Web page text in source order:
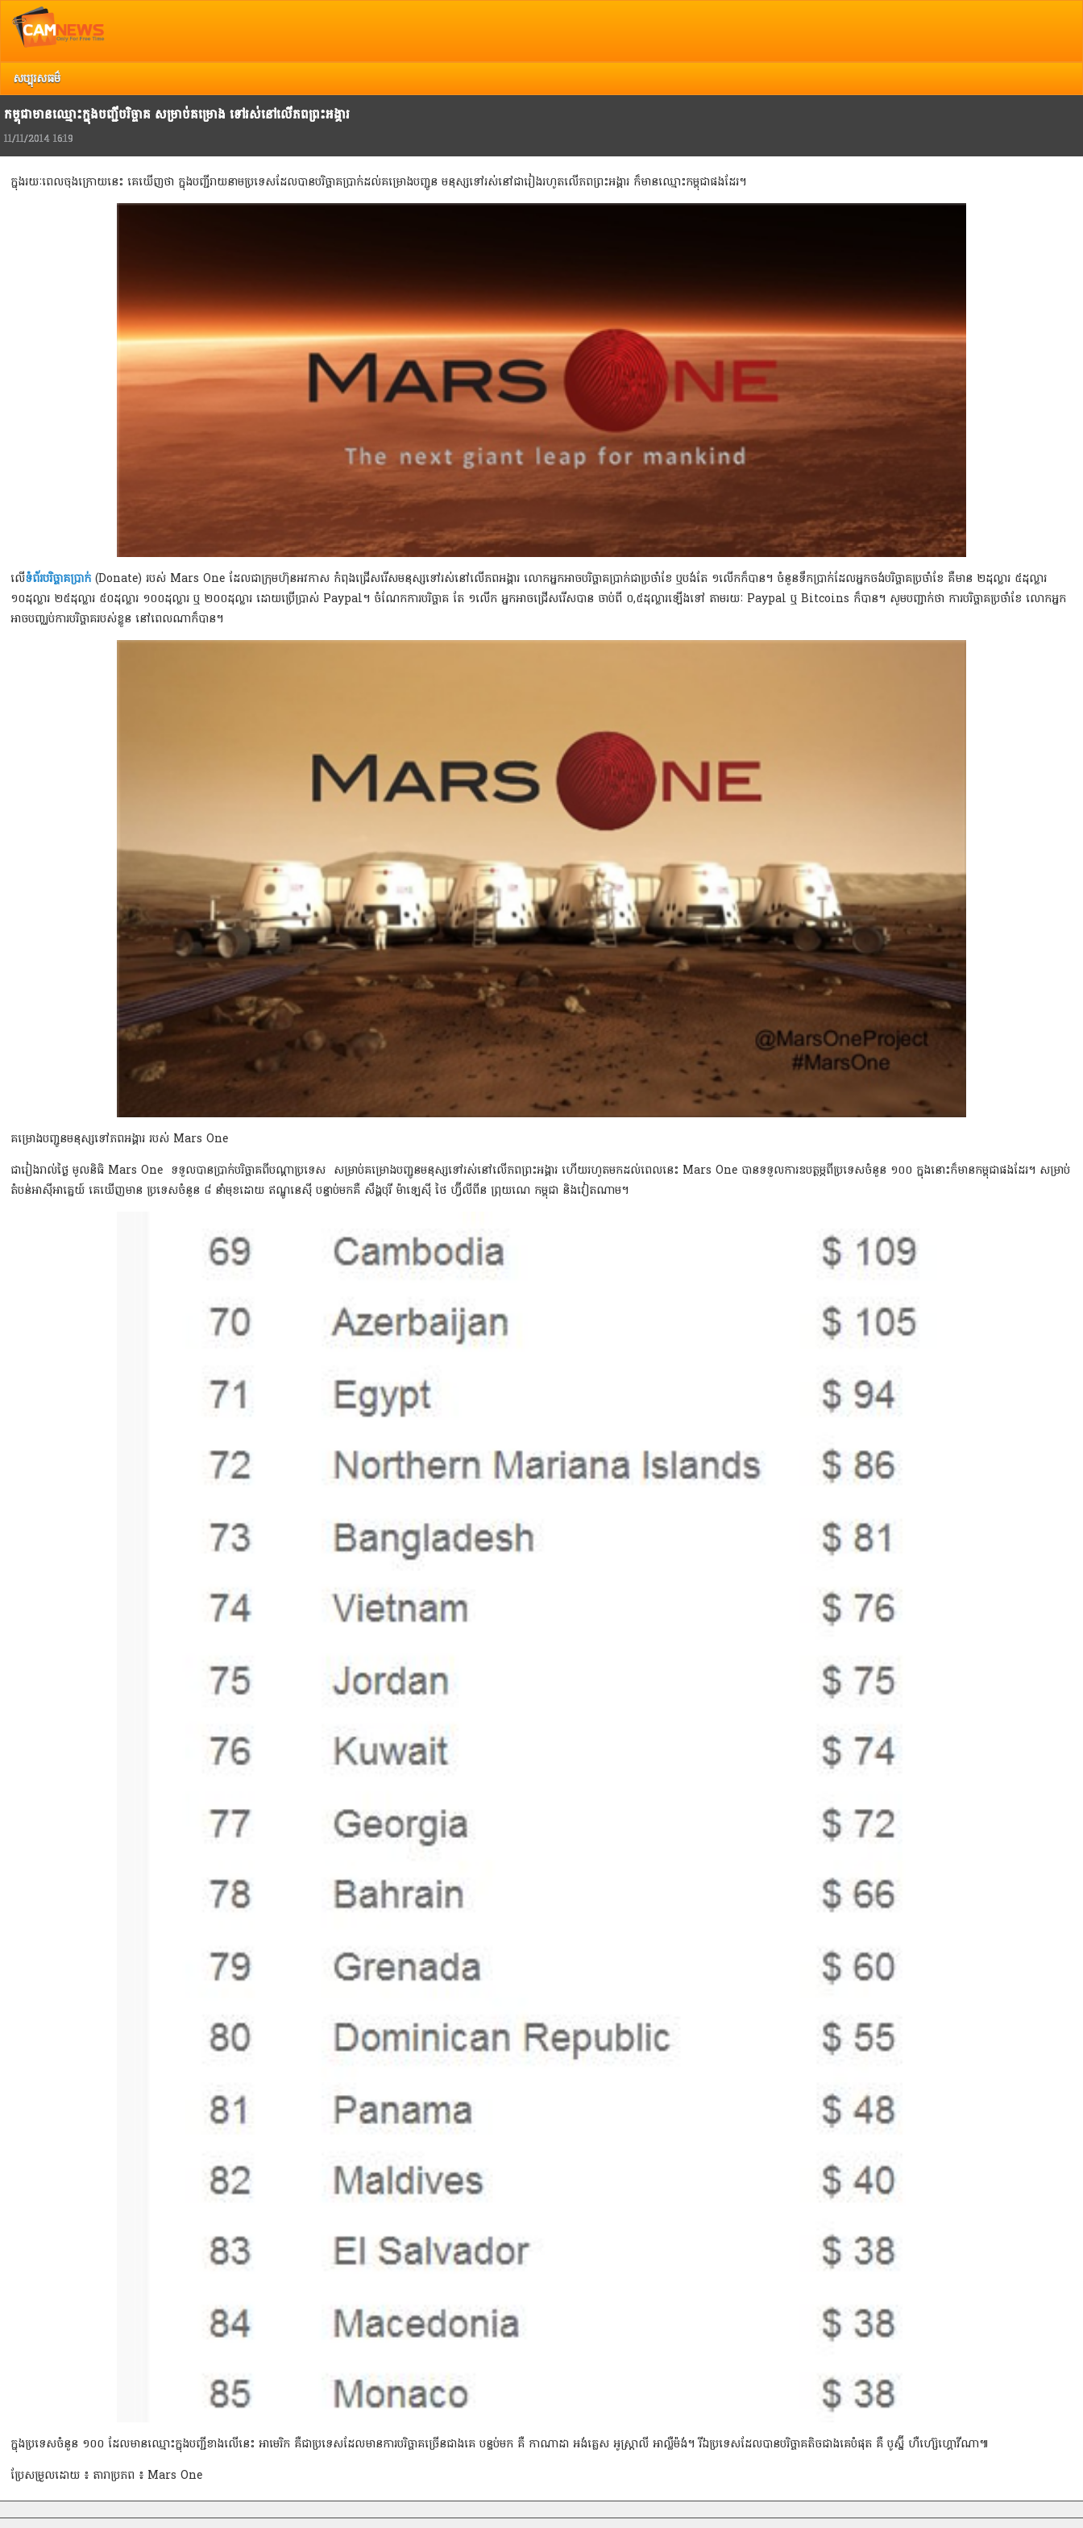
សប្បុរសធម៌
កម្ពុជាមានឈ្មោះក្នុងបញ្ជីបរិច្ចាគ សម្រាប់គម្រោង ទៅរស់នៅលើភពព្រះអង្គារ
11/11/2014 16:19
ក្នុងរយៈពេលចុងក្រោយនេះ គេឃើញថា ក្នុងបញ្ជីរាយនាមប្រទេសដែលបានបរិច្ចាគប្រាក់ដល់គម្រោងបញ្ជូន មនុស្សទៅរស់នៅជារៀងរហូតលើភពព្រះអង្គារ ក៏មានឈ្មោះកម្ពុជាផងដែរ។
លើទំព័របរិច្ចាគប្រាក់ (Donate) របស់ Mars One ដែលជាក្រុមហ៊ុនអវកាស កំពុងជ្រើសរើសមនុស្សទៅរស់នៅលើភពអង្គារ លោកអ្នកអាចបរិច្ចាគប្រាក់ជាប្រចាំខែ ឬបង់តែ ១លើកក៏បាន។ ចំនួនទឹកប្រាក់ដែលអ្នកចង់បរិច្ចាគប្រចាំខែ គឺមាន ២ដុល្លារ ៥ដុល្លារ
១០ដុល្លារ ២៥ដុល្លារ ៥០ដុល្លារ ១០០ដុល្លារ ឬ ២០០ដុល្លារ ដោយប្រើប្រាស់ Paypal។ ចំណែកការបរិច្ចាគ តែ ១លើក អ្នកអាចជ្រើសរើសបាន ចាប់ពី ០,៥ដុល្លារឡើងទៅ តាមរយៈ Paypal ឬ Bitcoins ក៏បាន។ សូមបញ្ជាក់ថា ការបរិច្ចាគប្រចាំខែ លោកអ្នក
អាចបញ្ឈប់ការបរិច្ចាគរបស់ខ្លួន នៅពេលណាក៏បាន។
គម្រោង​បញ្ជូន​មនុស្ស​ទៅ​ភព​អង្គារ របស់ Mars One
ជារៀងរាល់ថ្ងៃ មូលនិធិ Mars One ទទួលបានប្រាក់បរិច្ចាគពីបណ្ដាប្រទេស សម្រាប់គម្រោងបញ្ជូនមនុស្សទៅរស់នៅលើភពព្រះអង្គារ ហើយរហូតមកដល់ពេលនេះ Mars One បានទទួលការឧបត្ថម្ភពីប្រទេសចំនួន ១០០ ក្នុងនោះក៏មានកម្ពុជាផងដែរ។ សម្រាប់
តំបន់អាស៊ីអាគ្នេយ៍ គេឃើញមាន ប្រទេសចំនួន ៨ នាំមុខដោយ ឥណ្ឌូនេស៊ី បន្ទាប់មកគឺ សឹង្ហបុរី ម៉ាឡេស៊ី ថៃ ហ្វ៊ីលីពីន ព្រុយណេ កម្ពុជា និងវៀតណាម។
ក្នុងប្រទេសចំនួន ១០០ ដែលមានឈ្មោះក្នុងបញ្ជីខាងលើនេះ អាមេរិក គឺជាប្រទេសដែលមានការបរិច្ចាគច្រើនជាងគេ បន្ទប់មក គឺ កាណាដា អង់គ្លេស អូស្ដ្រាលី អាល្លឺម៉ង់។ រីឯប្រទេសដែលបានបរិច្ចាគតិចជាងគេបំផុត គឺ បូស្ន៊ី ហឺហ្ស៊េហ្គោវីណា៕
ប្រែសម្រួលដោយ ៖ តារាប្រភព ៖ Mars One